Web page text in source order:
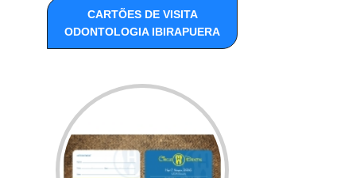
CARTÕES DE VISITA
ODONTOLOGIA IBIRAPUERA